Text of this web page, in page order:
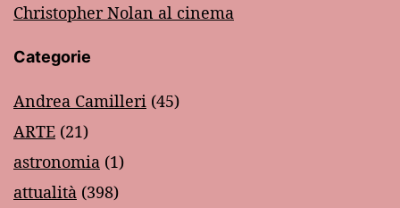
Christopher Nolan al cinema
Categorie
Andrea Camilleri (45)
ARTE (21)
astronomia (1)
attualità (398)